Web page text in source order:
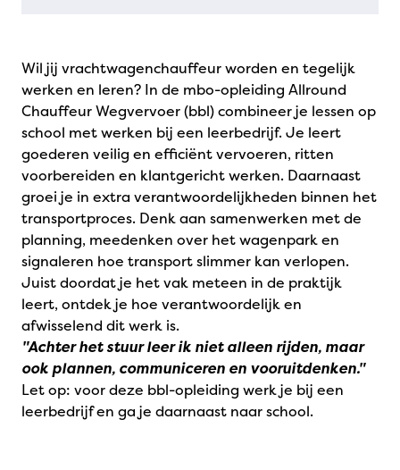
Wil jij vrachtwagenchauffeur worden en tegelijk
werken en leren? In de mbo-opleiding Allround
Chauffeur Wegvervoer (bbl) combineer je lessen op
school met werken bij een leerbedrijf. Je leert
goederen veilig en efficiënt vervoeren, ritten
voorbereiden en klantgericht werken. Daarnaast
groei je in extra verantwoordelijkheden binnen het
transportproces. Denk aan samenwerken met de
planning, meedenken over het wagenpark en
signaleren hoe transport slimmer kan verlopen.
Juist doordat je het vak meteen in de praktijk
leert, ontdek je hoe verantwoordelijk en
afwisselend dit werk is.
"Achter het stuur leer ik niet alleen rijden, maar
ook plannen, communiceren en vooruitdenken."
Let op: voor deze bbl-opleiding werk je bij een
leerbedrijf en ga je daarnaast naar school.